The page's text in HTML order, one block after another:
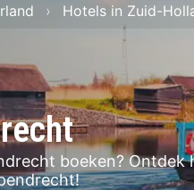
boeken?
Hotels in Zuid-